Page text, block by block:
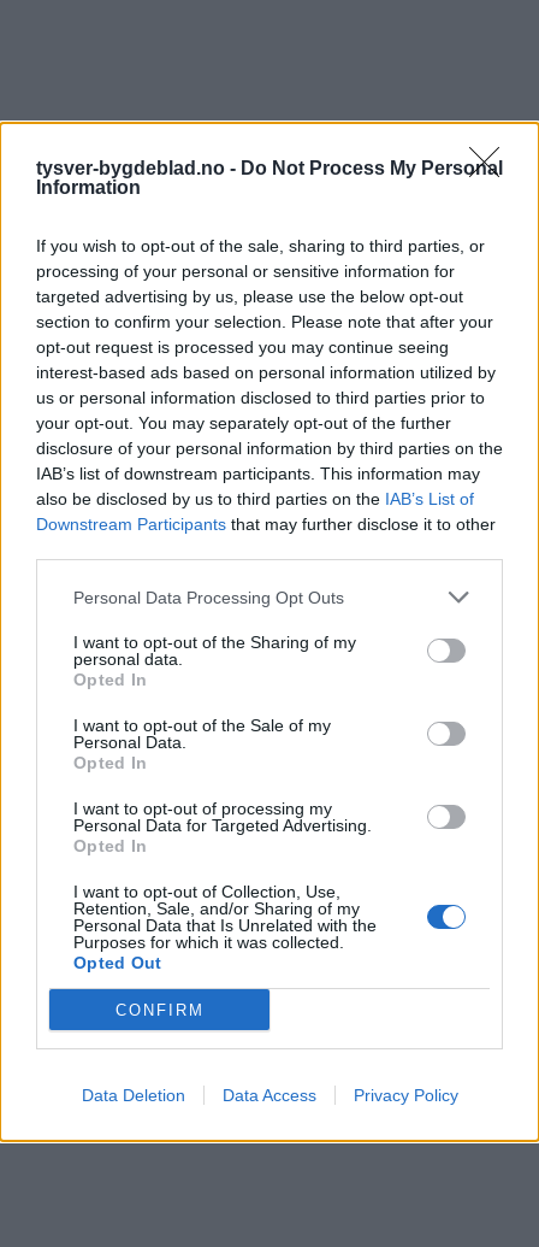
tysver-bygdeblad.no - Do Not Process My Personal
Information
If you wish to opt-out of the sale, sharing to third parties, or
processing of your personal or sensitive information for
targeted advertising by us, please use the below opt-out
section to confirm your selection. Please note that after your
opt-out request is processed you may continue seeing
interest-based ads based on personal information utilized by
us or personal information disclosed to third parties prior to
your opt-out. You may separately opt-out of the further
disclosure of your personal information by third parties on the
IAB’s list of downstream participants. This information may
also be disclosed by us to third parties on the IAB’s List of
Downstream Participants that may further disclose it to other
Personal Data Processing Opt Outs
I want to opt-out of the Sharing of my
personal data.
Opted In
I want to opt-out of the Sale of my
Personal Data.
Opted In
I want to opt-out of processing my
Personal Data for Targeted Advertising.
Opted In
I want to opt-out of Collection, Use,
Retention, Sale, and/or Sharing of my
Personal Data that Is Unrelated with the
Purposes for which it was collected.
Opted Out
CONFIRM
Data Deletion Data Access Privacy Policy